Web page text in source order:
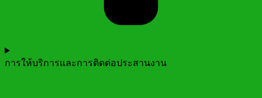
การให้บริการและการติดต่อประสานงาน